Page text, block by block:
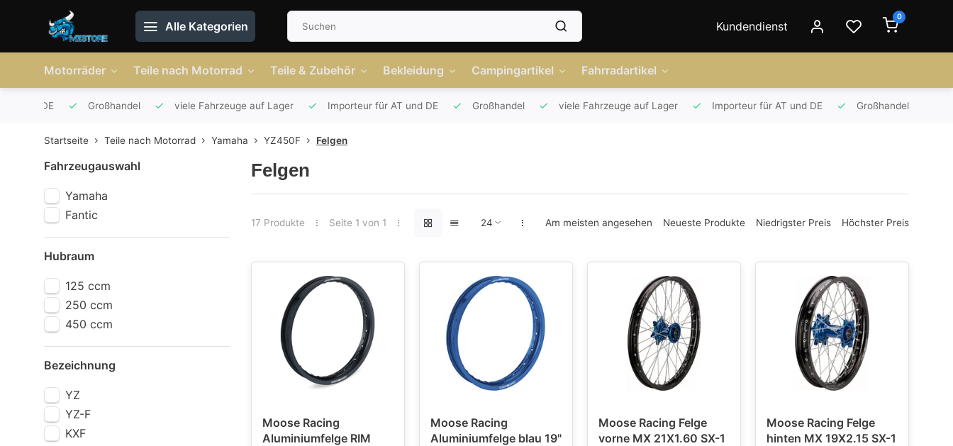
Alle Kategorien Kundendienst
0
Motorräder Teile nach Motorrad Teile & Zubehör Bekleidung Campingartikel Fahrradartikel
und DE Großhandel viele Fahrzeuge auf Lager Importeur für AT und DE Großhandel viele Fahrzeuge auf Lager Importeur für AT und DE Großhandel
Startseite Teile nach Motorrad Yamaha YZ450F Felgen
Fahrzeugauswahl
Yamaha
Fantic
Hubraum
125 ccm
250 ccm
450 ccm
Bezeichnung
YZ
YZ-F
KXF
Felgen
17 Produkte Seite 1 von 1 Am meisten angesehen Neueste Produkte Niedrigster Preis Höchster Preis
Moose Racing
Aluminiumfelge RIM
Moose Racing
Aluminiumfelge blau 19"
Moose Racing Felge
vorne MX 21X1.60 SX-1
Moose Racing Felge
hinten MX 19X2.15 SX-1